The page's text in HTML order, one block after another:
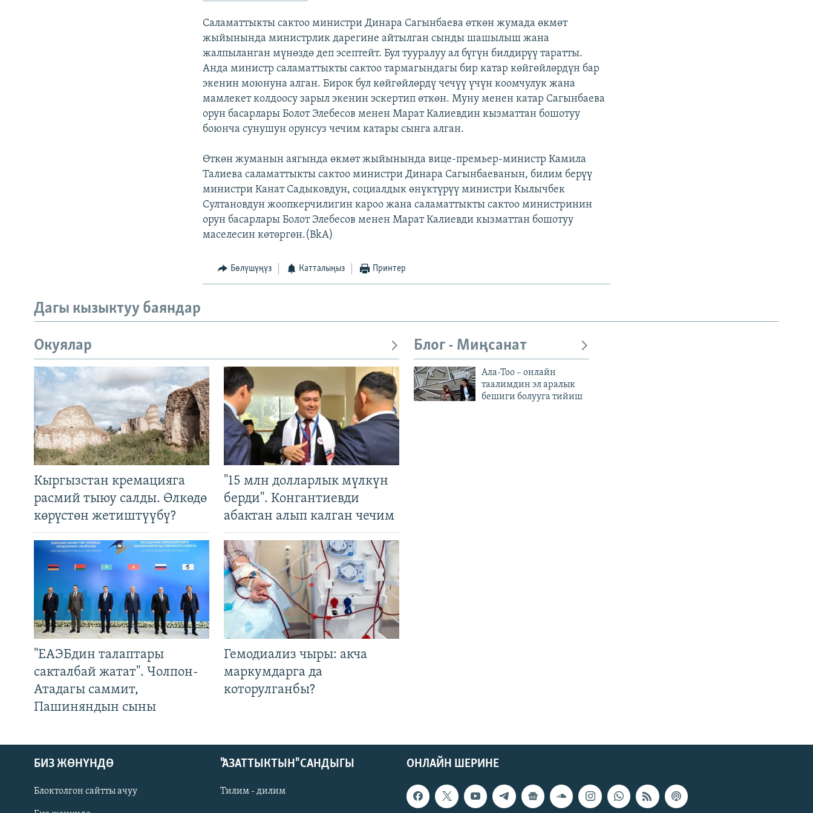
Саламаттыкты сактоо министри Динара Сагынбаева өткөн жумада өкмөт
жыйынында министрлик дарегине айтылган сынды шашылыш жана
жалпыланган мүнөздө деп эсептейт. Бул тууралуу ал бүгүн билдирүү таратты.
Анда министр саламаттыкты сактоо тармагындагы бир катар көйгөйлөрдүн бар
экенин моюнуна алган. Бирок бул көйгөйлөрдү чечүү үчүн коомчулук жана
мамлекет колдоосу зарыл экенин эскертип өткөн. Муну менен катар Сагынбаева
орун басарлары Болот Элебесов менен Марат Калиевдин кызматтан бошотуу
боюнча сунушун орунсуз чечим катары сынга алган.
Өткөн жуманын аягында өкмөт жыйынында вице-премьер-министр Камила
Талиева саламаттыкты сактоо министри Динара Сагынбаеванын, билим берүү
министри Канат Садыковдун, социалдык өнүктүрүү министри Кылычбек
Султановдун жоопкерчилигин кароо жана саламаттыкты сактоо министринин
орун басарлары Болот Элебесов менен Марат Калиевди кызматтан бошотуу
маселесин көтөргөн.(BkA)
Бөлүшүңүз Катталыңыз Принтер
Дагы кызыктуу баяндар
Окуялар
Кыргызстан кремацияга
расмий тыюу салды. Өлкөдө
көрүстөн жетиштүүбү?
"15 млн долларлык мүлкүн
берди". Конгантиевди
абактан алып калган чечим
"ЕАЭБдин талаптары
сакталбай жатат". Чолпон-
Атадагы саммит,
Пашиняндын сыны
Гемодиализ чыры: акча
маркумдарга да
которулганбы?
Блог - Миңсанат
Ала-Тоо – онлайн
таалимдин эл аралык
бешиги болууга тийиш
ОНЛАЙН ШЕРИНЕ
БИЗ ЖӨНҮНДӨ
Блоктолгон сайтты ачуу
"АЗАТТЫКТЫН" САНДЫГЫ
Тилим - дилим